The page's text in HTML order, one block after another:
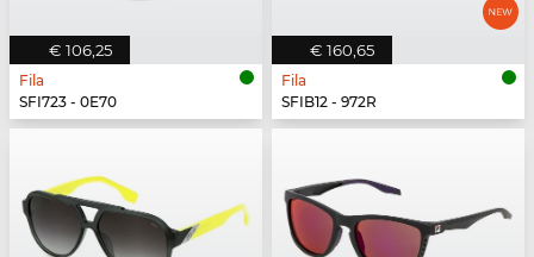
€ 106,25
Fila
SFI723 - 0E70
€ 160,65
Fila
SFIB12 - 972R